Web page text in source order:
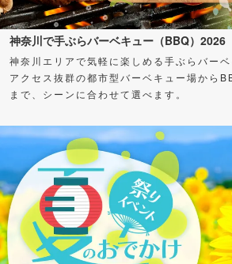
神奈川で手ぶらバーベキュー（BBQ）2026
神奈川エリアで気軽に楽しめる手ぶらバーベ
アクセス抜群の都市型バーベキュー場から
まで、シーンに合わせて選べます。